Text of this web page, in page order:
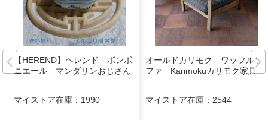
【HEREND】ヘレンド ボンボ
ニエール マンダリンおじさん
マイストア在庫： 1990
オールドカリモク ワッフルソ
ファ Karimokuカリモク家具
マイストア在庫： 2544